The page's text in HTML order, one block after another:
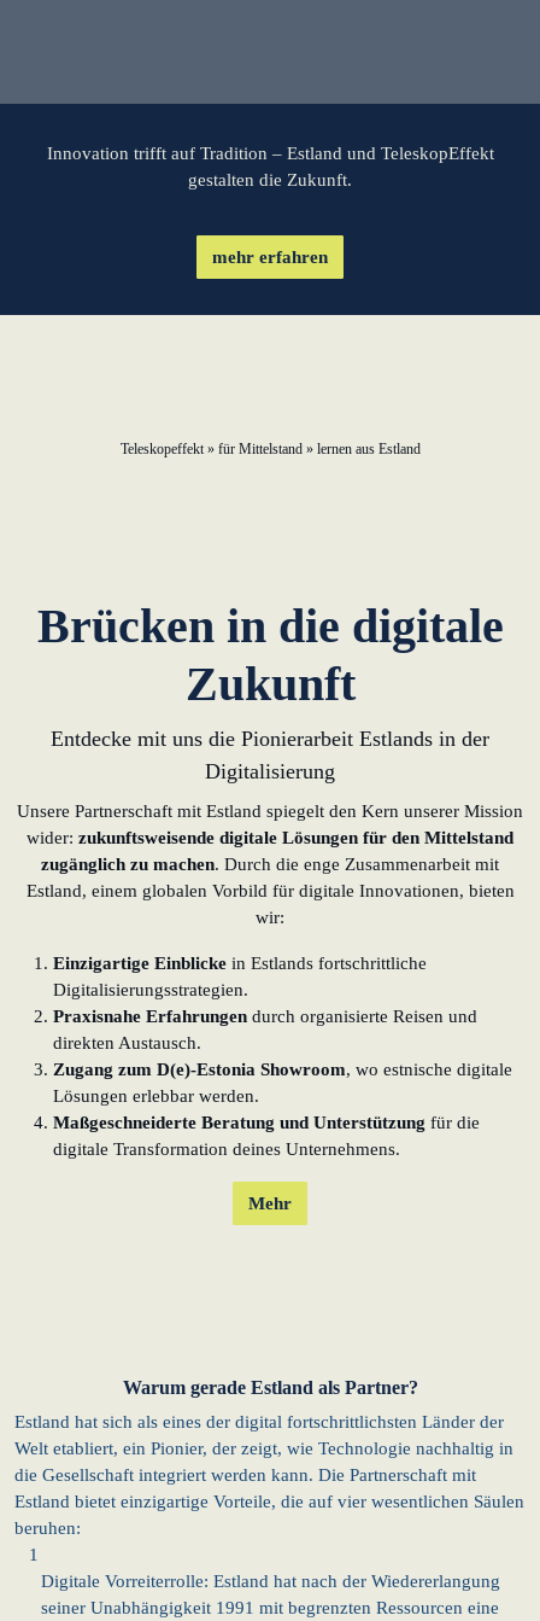
Deutschland
Innovation trifft auf Tradition – Estland und TeleskopEffekt
gestalten die Zukunft.
mehr erfahren
Teleskopeffekt» für Mittelstand» lernen aus Estland
Brücken in die digitale
Zukunft
Entdecke mit uns die Pionierarbeit Estlands in der
Digitalisierung
Unsere Partnerschaft mit Estland spiegelt den Kern unserer Mission
wider: zukunftsweisende digitale Lösungen für den Mittelstand
zugänglich zu machen. Durch die enge Zusammenarbeit mit
Estland, einem globalen Vorbild für digitale Innovationen, bieten
wir:
Einzigartige Einblicke in Estlands fortschrittliche
Digitalisierungsstrategien.
Praxisnahe Erfahrungen durch organisierte Reisen und
direkten Austausch.
Zugang zum D(e)-Estonia Showroom, wo estnische digitale
Lösungen erlebbar werden.
Maßgeschneiderte Beratung und Unterstützung für die
digitale Transformation deines Unternehmens.
Mehr
Warum gerade Estland als Partner?
Estland hat sich als eines der digital fortschrittlichsten Länder der
Welt etabliert, ein Pionier, der zeigt, wie Technologie nachhaltig in
die Gesellschaft integriert werden kann. Die Partnerschaft mit
Estland bietet einzigartige Vorteile, die auf vier wesentlichen Säulen
beruhen:
1
Digitale Vorreiterrolle: Estland hat nach der Wiedererlangung
seiner Unabhängigkeit 1991 mit begrenzten Ressourcen eine